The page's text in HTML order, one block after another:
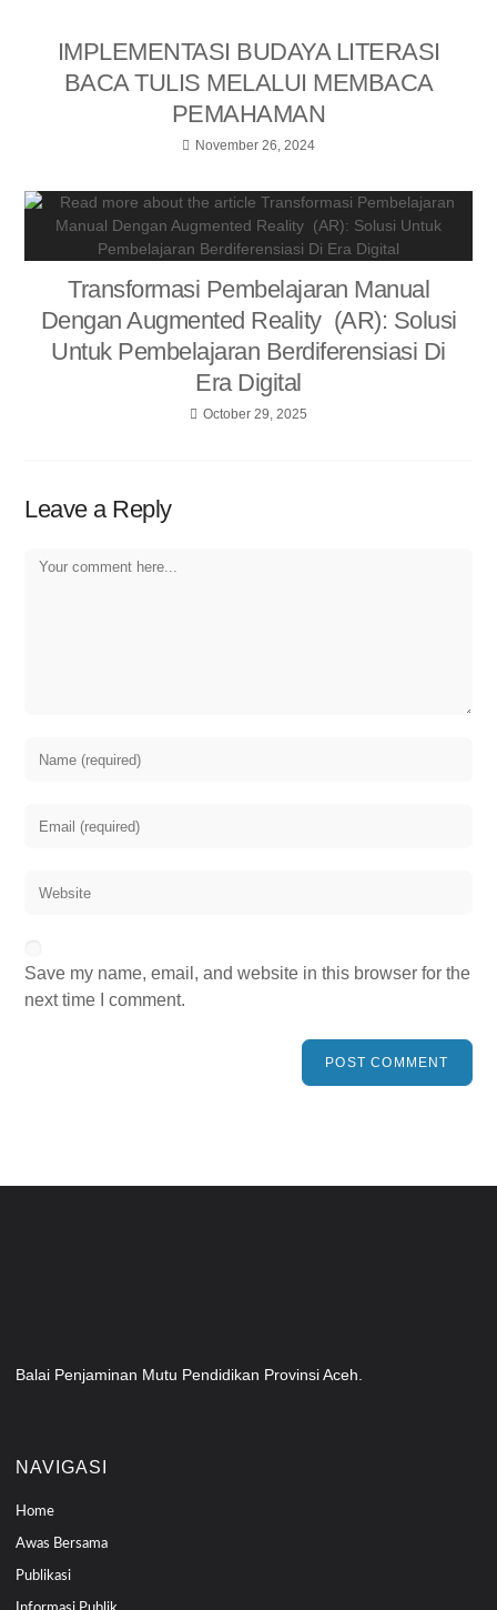
IMPLEMENTASI BUDAYA LITERASI
BACA TULIS MELALUI MEMBACA
PEMAHAMAN
November 26, 2024
Transformasi Pembelajaran Manual
Dengan Augmented Reality (AR): Solusi
Untuk Pembelajaran Berdiferensiasi Di
Era Digital
October 29, 2025
Leave a Reply
Save my name, email, and website in this browser for the
next time I comment.
Balai Penjaminan Mutu Pendidikan Provinsi Aceh.
NAVIGASI
Home
Awas Bersama
Publikasi